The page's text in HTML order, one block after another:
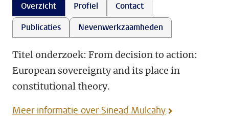
Overzicht Profiel
Contact
Publicaties
Nevenwerkzaamheden
Titel onderzoek: From decision to action:
European sovereignty and its place in
constitutional theory.
Meer informatie over Sinead Mulcahy